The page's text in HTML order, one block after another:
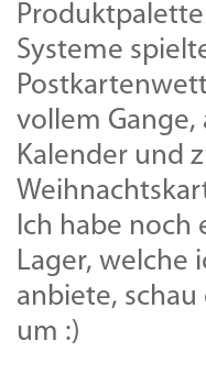
Systeme
vollem Gange,
Kalender und
Ich habe noch
Lager, welche
anbiete,
um :)